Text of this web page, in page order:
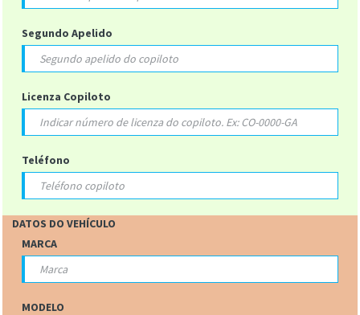
Segundo Apelido
Licenza Copiloto
Teléfono
DATOS DO VEHÍCULO
MARCA
MODELO